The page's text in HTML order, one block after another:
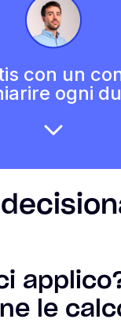
con un
ogni
le